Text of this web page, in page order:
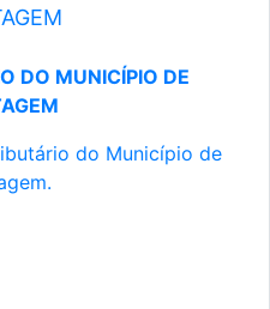
DO MUNICÍPIO DE
do Município de